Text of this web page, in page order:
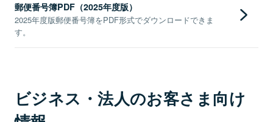
郵便番号簿PDF（2025年度版）
2025年度版郵便番号簿をPDF形式でダウンロードできま
す。
ビジネス・法人のお客さま向け